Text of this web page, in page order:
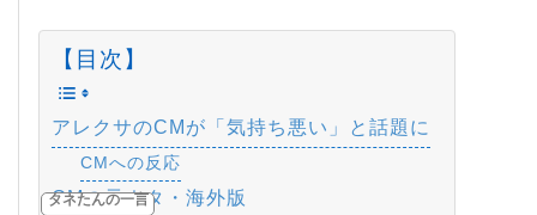
【目次】
アレクサのCMが「気持ち悪い」と話題に
CMへの反応
CMの元ネタ・海外版
タネたんの一言